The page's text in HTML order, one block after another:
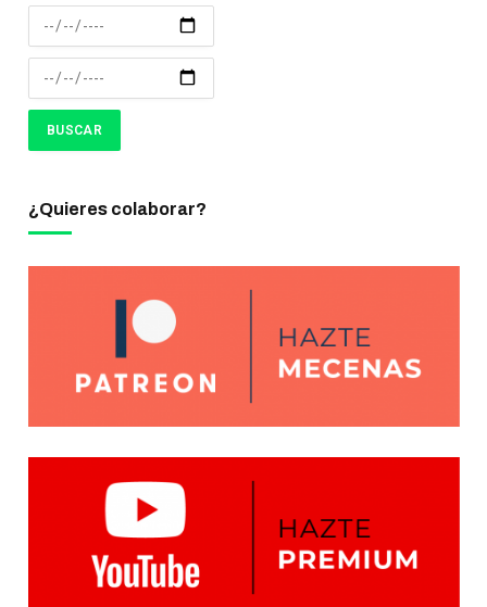
¿Quieres colaborar?